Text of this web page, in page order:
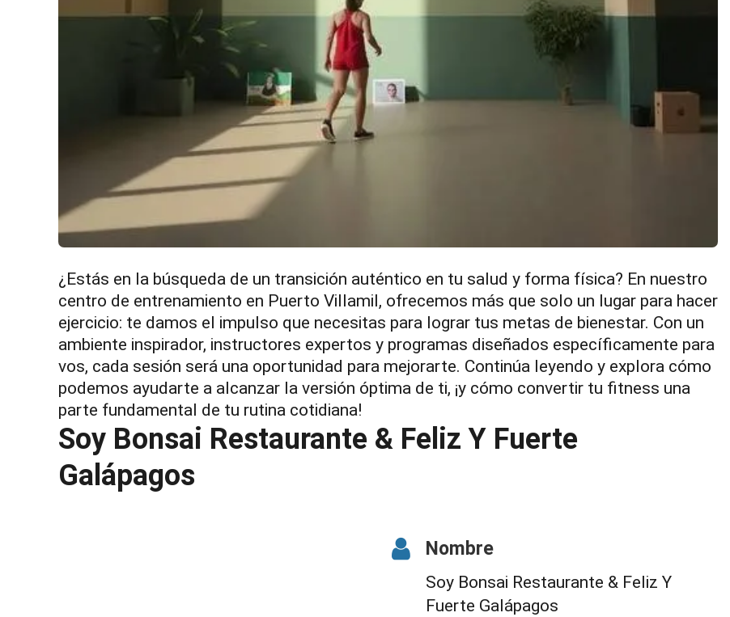
¿Estás en la búsqueda de un transición auténtico en tu salud y forma física? En nuestro
centro de entrenamiento en Puerto Villamil, ofrecemos más que solo un lugar para hacer
ejercicio: te damos el impulso que necesitas para lograr tus metas de bienestar. Con un
ambiente inspirador, instructores expertos y programas diseñados específicamente para
vos, cada sesión será una oportunidad para mejorarte. Continúa leyendo y explora cómo
podemos ayudarte a alcanzar la versión óptima de ti, ¡y cómo convertir tu fitness una
parte fundamental de tu rutina cotidiana!
Soy Bonsai Restaurante & Feliz Y Fuerte
Galápagos
Nombre
Soy Bonsai Restaurante & Feliz Y
Fuerte Galápagos